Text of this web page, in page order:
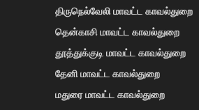
திருநெல்வேலி மாவட்ட காவல்துறை
தென்காசி மாவட்ட காவல்துறை
தூத்துக்குடி மாவட்ட காவல்துறை
தேனி மாவட்ட காவல்துறை
மதுரை மாவட்ட காவல்துறை